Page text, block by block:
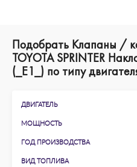
Подобрать Клапаны /
TOYOTA SPRINTER
(_E1_) по типу
ДВИГАТЕЛЬ
МОЩНОСТЬ
ГОД ПРОИЗВОДСТВА
ВИД ТОПЛИВА